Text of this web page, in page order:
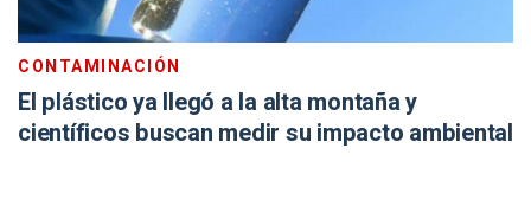
CONTAMINACIÓN
El plástico ya llegó a la alta montaña y
científicos buscan medir su impacto ambiental